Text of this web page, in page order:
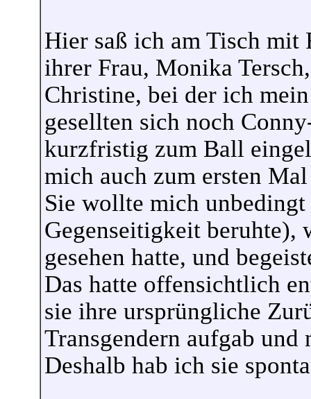
Hier saß ich am Tisch mit
ihrer Frau, Monika
Christine, bei der ich
gesellten sich noch
kurzfristig zum Ball
mich auch zum ersten
Sie wollte mich
Gegenseitigkeit beruhte),
gesehen hatte, und
Das hatte offensichtlich
sie ihre ursprüngliche
Transgendern aufgab
Deshalb hab ich sie